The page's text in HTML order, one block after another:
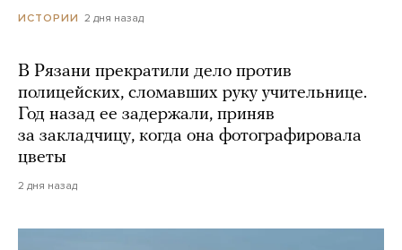
ИСТОРИИ 2 дня назад
В Рязани прекратили дело против
полицейских, сломавших руку учительнице.
Год назад ее задержали, приняв
за закладчицу, когда она фотографировала
цветы
2 дня назад